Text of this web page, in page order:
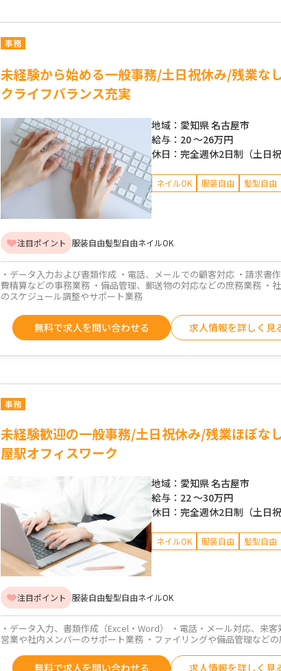
事務
未経験から始める一般事務/土日祝休み/残業な
クライフバランス充実
地域： 愛知県 名古屋市
給与： 20 ～26万円
休日： 完全週休2日制（土日祝
ネイルOK 服装自由 髪型自由
注目ポイント 服装自由髪型自由ネイルOK
・データ入力および書類作成 ・電話、メールでの顧客対応 ・請求書
費精算などの事務業務 ・備品管理、郵送物の対応などの庶務業務 ・
のスケジュール調整やサポート業務
無料で求人を問い合わせる 求人情報を詳しく見
事務
未経験歓迎の一般事務/土日祝休み/残業ほぼな
屋駅オフィスワーク
地域： 愛知県 名古屋市
給与： 22 ～30万円
休日： 完全週休2日制（土日祝
ネイルOK 服装自由 髪型自由
注目ポイント 服装自由髪型自由ネイルOK
・データ入力、書類作成（Excel・Word） ・電話・メール対応、来客
営業や社内メンバーのサポート業務 ・ファイリングや備品管理など
無料で求人を問い合わせる 求人情報を詳しく見